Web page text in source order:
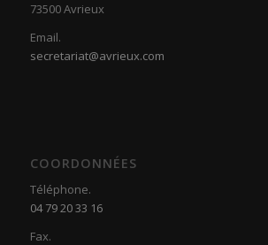
73500 Avrieux
Email.
secretariat@avrieux.com
COORDONNÉES
Téléphone.
04 79 20 33 16
Fax.